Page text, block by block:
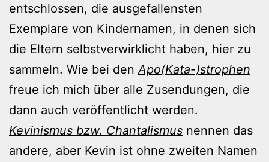
entschlossen, die ausgefallensten
Exemplare von Kindernamen, in denen sich
die Eltern selbstverwirklicht haben, hier zu
sammeln. Wie bei den Apo(Kata-)strophen
freue ich mich über alle Zusendungen, die
dann auch veröffentlicht werden.
Kevinismus bzw. Chantalismus nennen das
andere, aber Kevin ist ohne zweiten Namen